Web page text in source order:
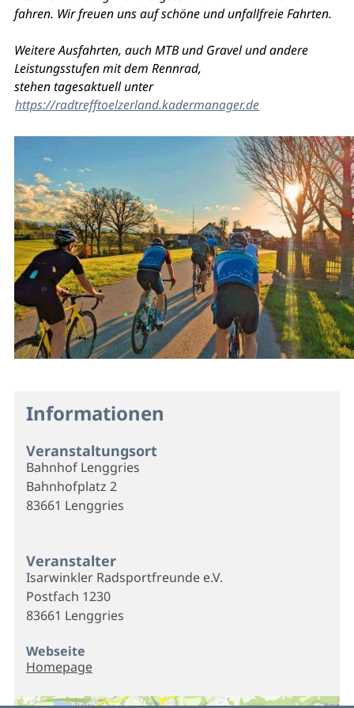
fahren. Wir freuen uns auf schöne und unfallfreie Fahrten.
Weitere Ausfahrten, auch MTB und Gravel und andere
Leistungsstufen mit dem Rennrad,
stehen tagesaktuell unter
https://radtrefftoelzerland.kadermanager.de
Informationen
Veranstaltungsort
Bahnhof Lenggries
Bahnhofplatz 2
83661 Lenggries
Veranstalter
Isarwinkler Radsportfreunde e.V.
Postfach 1230
83661 Lenggries
Webseite
Homepage